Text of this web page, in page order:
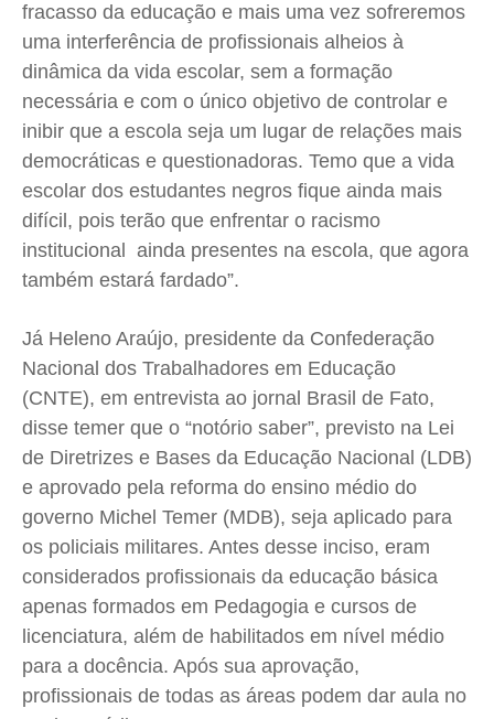
fracasso da educação e mais uma vez sofreremos
uma interferência de profissionais alheios à
dinâmica da vida escolar, sem a formação
necessária e com o único objetivo de controlar e
inibir que a escola seja um lugar de relações mais
democráticas e questionadoras. Temo que a vida
escolar dos estudantes negros fique ainda mais
difícil, pois terão que enfrentar o racismo
institucional ainda presentes na escola, que agora
também estará fardado”.
Já Heleno Araújo, presidente da Confederação
Nacional dos Trabalhadores em Educação
(CNTE), em entrevista ao jornal Brasil de Fato,
disse temer que o “notório saber”, previsto na Lei
de Diretrizes e Bases da Educação Nacional (LDB)
e aprovado pela reforma do ensino médio do
governo Michel Temer (MDB), seja aplicado para
os policiais militares. Antes desse inciso, eram
considerados profissionais da educação básica
apenas formados em Pedagogia e cursos de
licenciatura, além de habilitados em nível médio
para a docência. Após sua aprovação,
profissionais de todas as áreas podem dar aula no